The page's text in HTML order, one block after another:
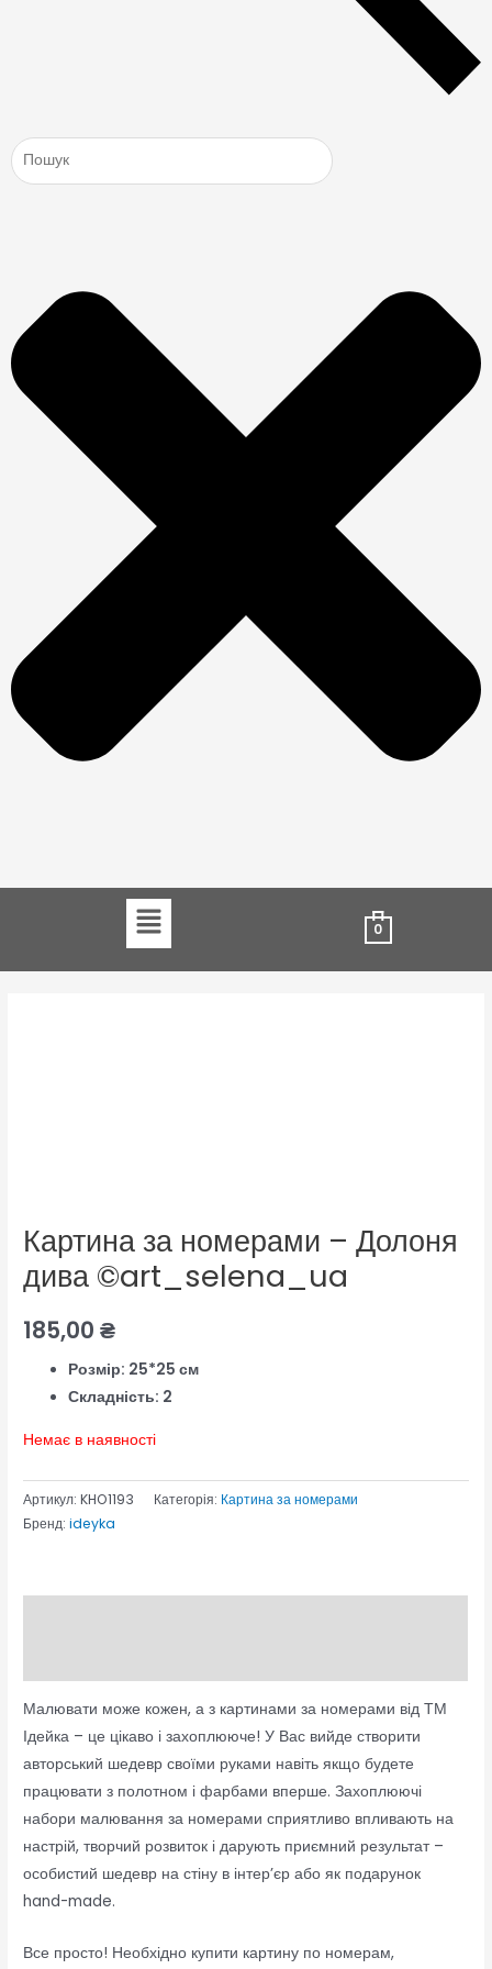
Menu
0
Картина за номерами – Долоня
дива ©art_selena_ua
185,00₴
Розмір: 25*25 см
Складність: 2
Немає в наявності
Артикул:KHO1193 Категорія: Картина за номерами
Бренд:ideyka
Малювати може кожен, а з картинами за номерами від ТМ
Ідейка – це цікаво і захоплююче! У Вас вийде створити
авторський шедевр своїми руками навіть якщо будете
працювати з полотном і фарбами вперше. Захоплюючі
набори малювання за номерами сприятливо впливають на
настрій, творчий розвиток і дарують приємний результат –
особистий шедевр на стіну в інтер’єр або як подарунок
hand-made.
Все просто! Необхідно купити картину по номерам,